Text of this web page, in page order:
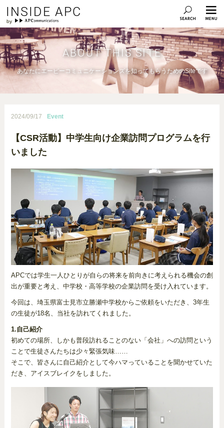
INSIDE APC
ABOUT THIS SITE
あなたにエーピーコミュニケーションズを知ってもらうためのSiteです
2024/09/17 Event
【CSR活動】中学生向け企業訪問プログラムを行
いました
APCでは学生一人ひとりが自らの将来を前向きに考えられる機会の創
出が重要と考え、中学校・高等学校の企業訪問を受け入れています。
今回は、埼玉県富士見市立勝瀬中学校からご依頼をいただき、3年生
の生徒が18名、当社を訪れてくれました。
1.自己紹介
初めての場所、しかも普段訪れることのない「会社」への訪問という
ことで生徒さんたちは少々緊張気味……
そこで、皆さんに自己紹介として今ハマっていることを聞かせていた
だき、アイスブレイクをしました。